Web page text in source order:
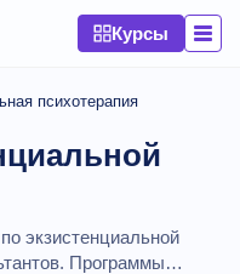
Курсы
психотерапия
экзистенциальной
Программы